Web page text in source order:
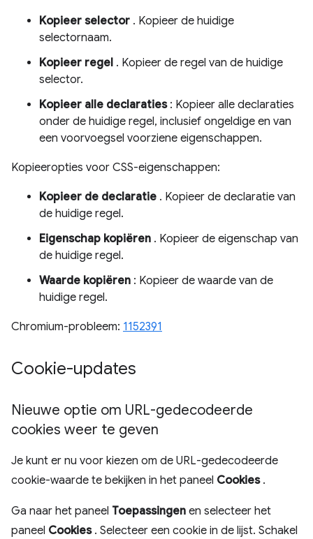
Kopieer selector . Kopieer de huidige
selectornaam.
Kopieer regel . Kopieer de regel van de huidige
selector.
Kopieer alle declaraties: Kopieer alle declaraties
onder de huidige regel, inclusief ongeldige en van
een voorvoegsel voorziene eigenschappen.
Kopieeropties voor CSS-eigenschappen:
Kopieer de declaratie . Kopieer de declaratie van
de huidige regel.
Eigenschap kopiëren . Kopieer de eigenschap van
de huidige regel.
Waarde kopiëren : Kopieer de waarde van de
huidige regel.
Chromium-probleem: 1152391
Cookie-updates
Nieuwe optie om URL-gedecodeerde
cookies weer te geven
Je kunt er nu voor kiezen om de URL-gedecodeerde
cookie-waarde te bekijken in het paneel Cookies.
Ga naar het paneel Toepassingen en selecteer het
paneel Cookies. Selecteer een cookie in de lijst. Schakel